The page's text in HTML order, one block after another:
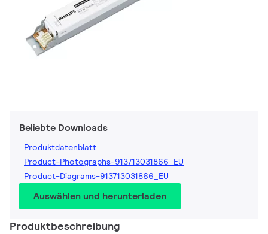
Beliebte Downloads
Produktdatenblatt
Product-Photographs-913713031866_EU
Product-Diagrams-913713031866_EU
Auswählen und herunterladen
Produktbeschreibung